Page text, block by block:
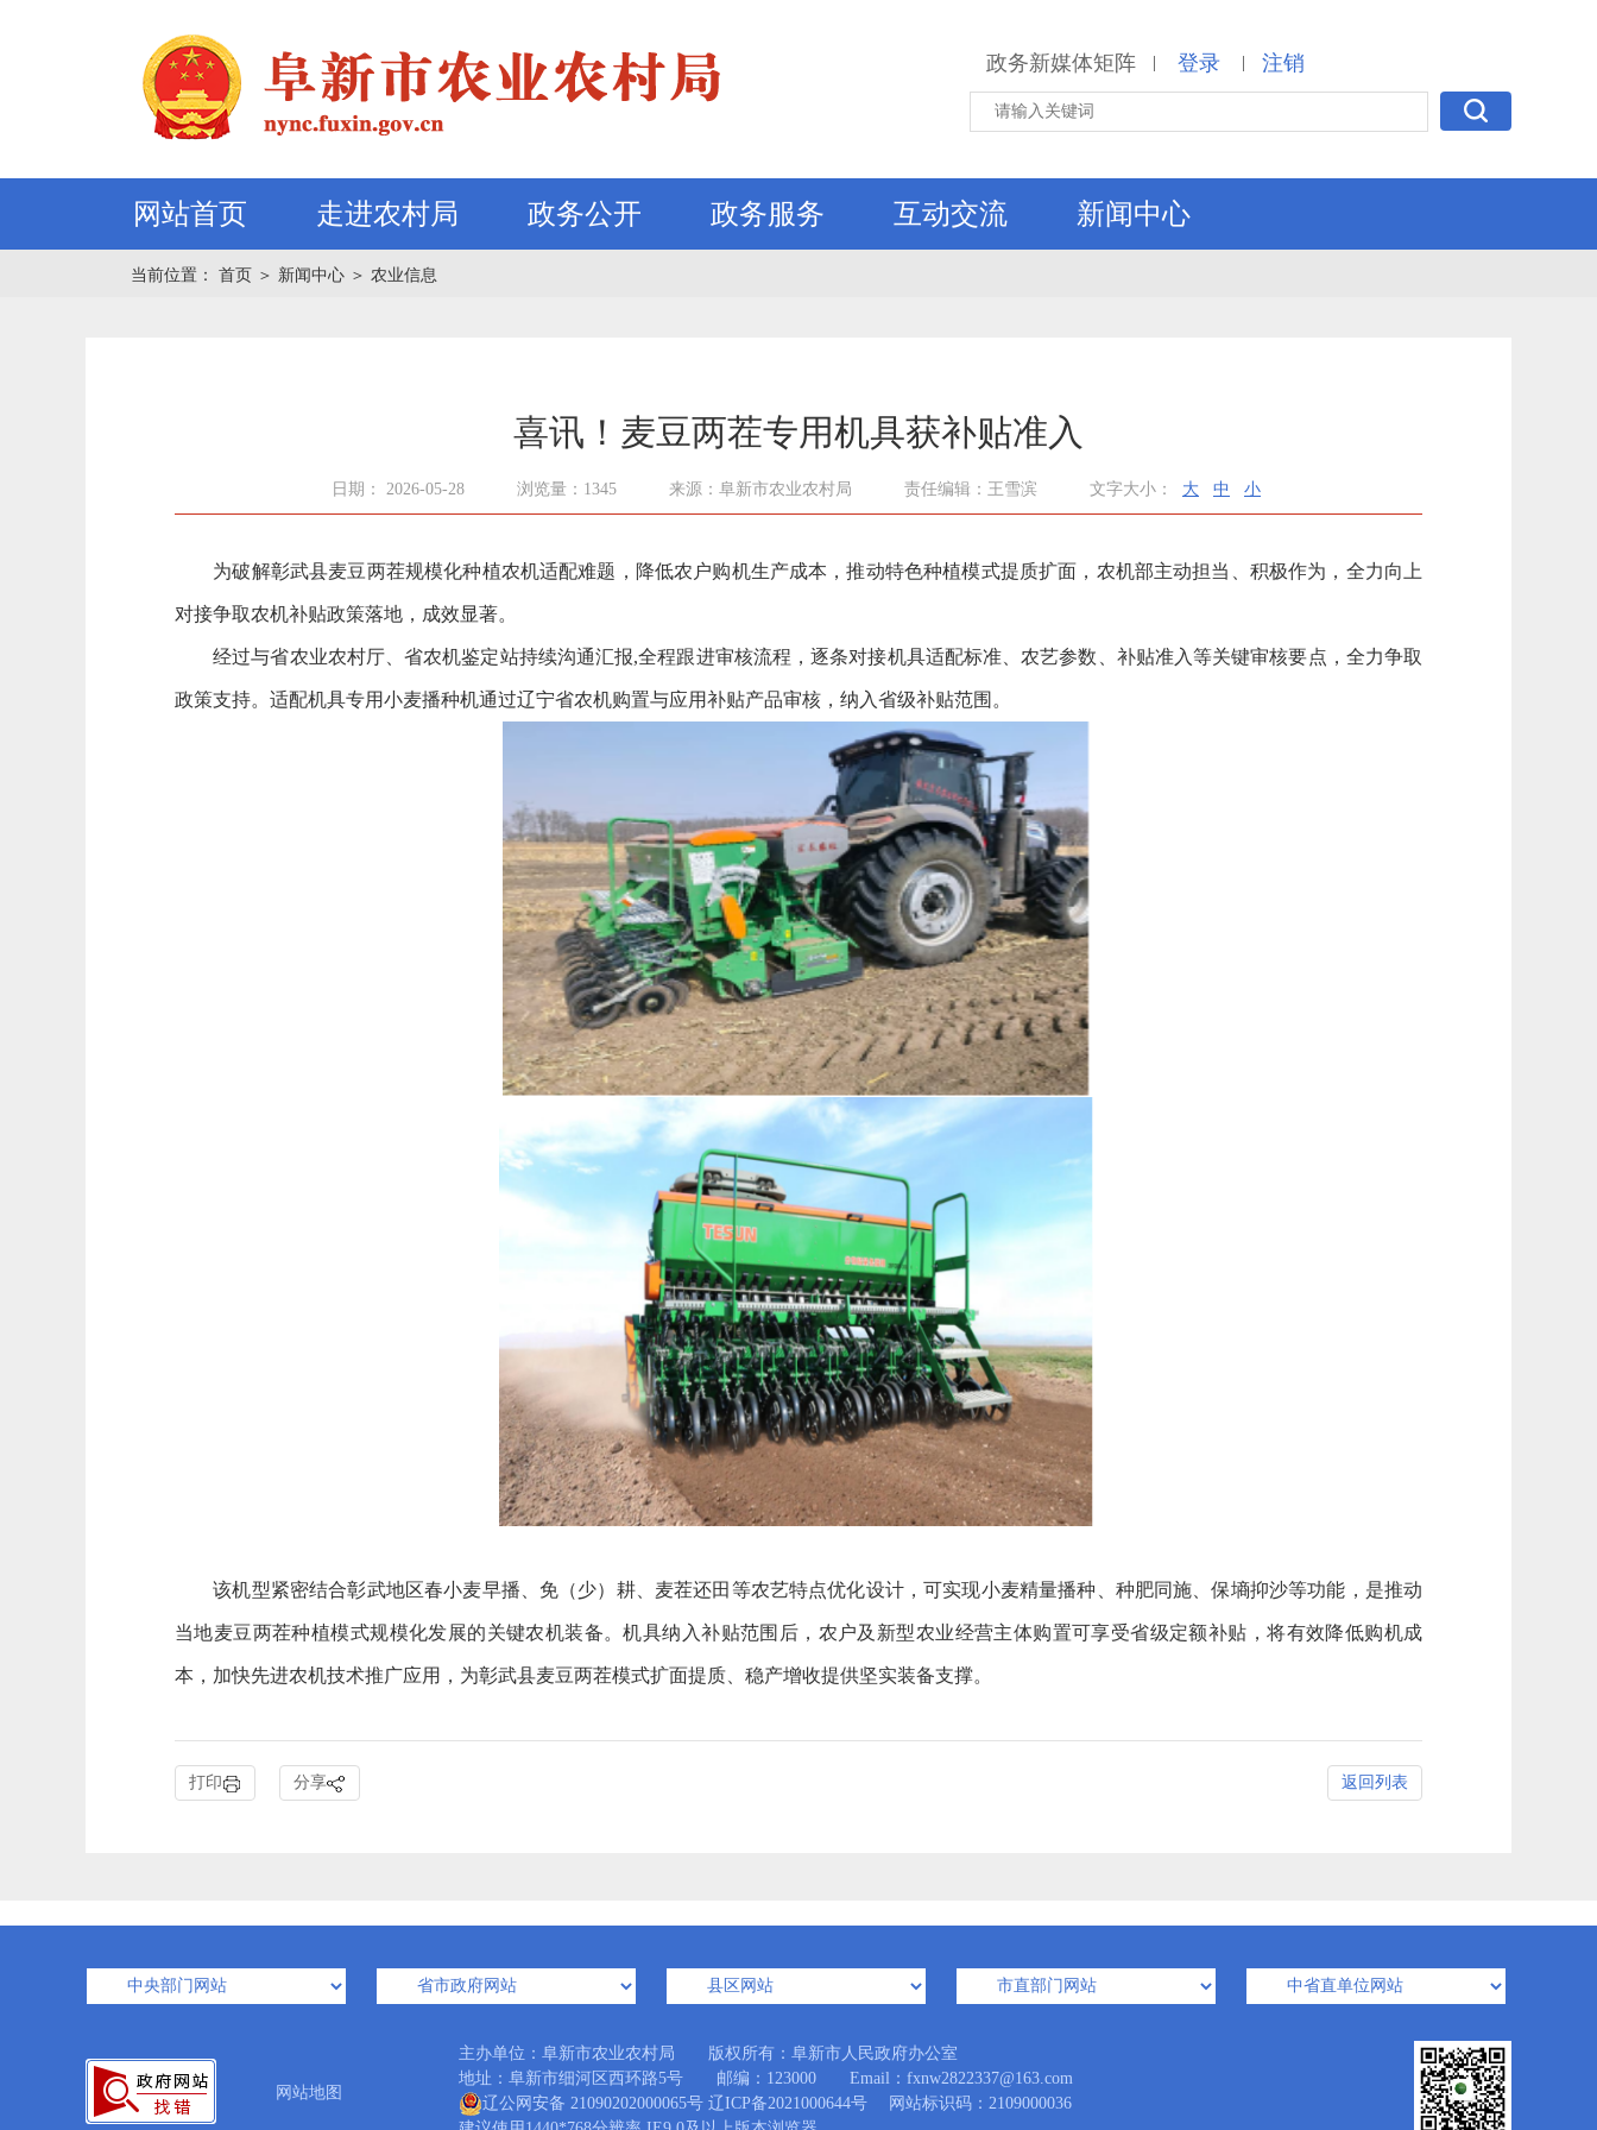
政务新媒体矩阵 | 登录 | 注销
网站首页 走进农村局 政务公开 政务服务 互动交流 新闻中心
当前位置： 首页 ＞ 新闻中心 ＞ 农业信息
喜讯！麦豆两茬专用机具获补贴准入
日期： 2026-05-28 浏览量：1345 来源：阜新市农业农村局 责任编辑：王雪滨 文字大小： 大 中 小
为破解彰武县麦豆两茬规模化种植农机适配难题，降低农户购机生产成本，推动特色种植模式提质扩面，农机部主动担当、积极作为，全力向上
对接争取农机补贴政策落地，成效显著。
经过与省农业农村厅、省农机鉴定站持续沟通汇报,全程跟进审核流程，逐条对接机具适配标准、农艺参数、补贴准入等关键审核要点，全力争取
政策支持。适配机具专用小麦播种机通过辽宁省农机购置与应用补贴产品审核，纳入省级补贴范围。
该机型紧密结合彰武地区春小麦早播、免（少）耕、麦茬还田等农艺特点优化设计，可实现小麦精量播种、种肥同施、保墒抑沙等功能，是推动
当地麦豆两茬种植模式规模化发展的关键农机装备。机具纳入补贴范围后，农户及新型农业经营主体购置可享受省级定额补贴，将有效降低购机成
本，加快先进农机技术推广应用，为彰武县麦豆两茬模式扩面提质、稳产增收提供坚实装备支撑。
打印 分享 返回列表
网站地图
主办单位：阜新市农业农村局 版权所有：阜新市人民政府办公室
地址：阜新市细河区西环路5号 邮编：123000 Email：fxnw2822337@163.com
辽公网安备 21090202000065号 辽ICP备2021000644号 网站标识码：2109000036